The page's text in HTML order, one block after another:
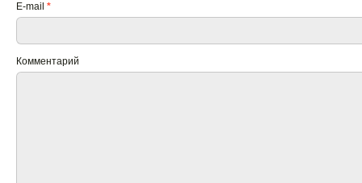
E-mail *
Комментарий